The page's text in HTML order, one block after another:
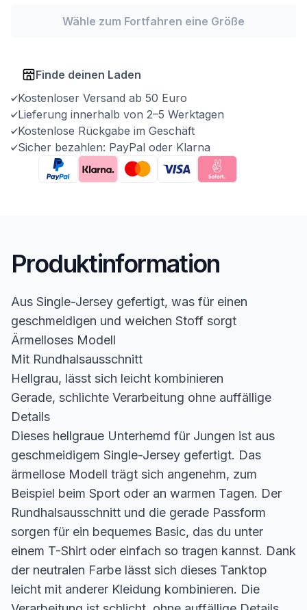
Wähle zum Fortfahren eine Größe
Finde deinen Laden
Kostenloser Versand ab 50 Euro
Lieferung innerhalb von 2–5 Werktagen
Kostenlose Rückgabe im Geschäft
Sicher bezahlen: PayPal oder Klarna
Produktinformation
Aus Single-Jersey gefertigt, was für einen
geschmeidigen und weichen Stoff sorgt
Ärmelloses Modell
Mit Rundhalsausschnitt
Hellgrau, lässt sich leicht kombinieren
Gerade, schlichte Verarbeitung ohne auffällige
Details
Dieses hellgraue Unterhemd für Jungen ist aus
geschmeidigem Single-Jersey gefertigt. Das
ärmellose Modell trägt sich angenehm, zum
Beispiel beim Sport oder an warmen Tagen. Der
Rundhalsausschnitt und die gerade Passform
sorgen für ein bequemes Basic, das du unter
einem T-Shirt oder einfach so tragen kannst. Dank
der neutralen Farbe lässt sich dieses Tanktop
leicht mit anderer Kleidung kombinieren. Die